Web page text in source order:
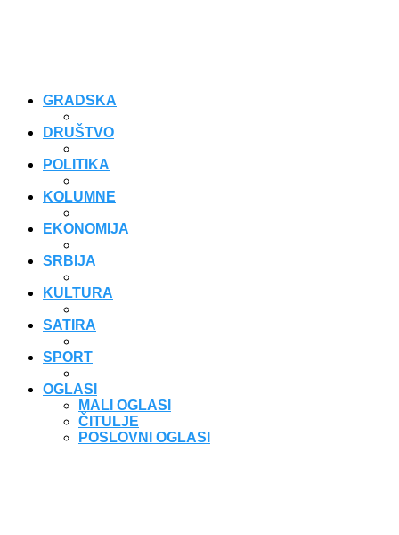
GRADSKA
DRUŠTVO
POLITIKA
KOLUMNE
EKONOMIJA
SRBIJA
KULTURA
SATIRA
SPORT
OGLASI
MALI OGLASI
ČITULJE
POSLOVNI OGLASI